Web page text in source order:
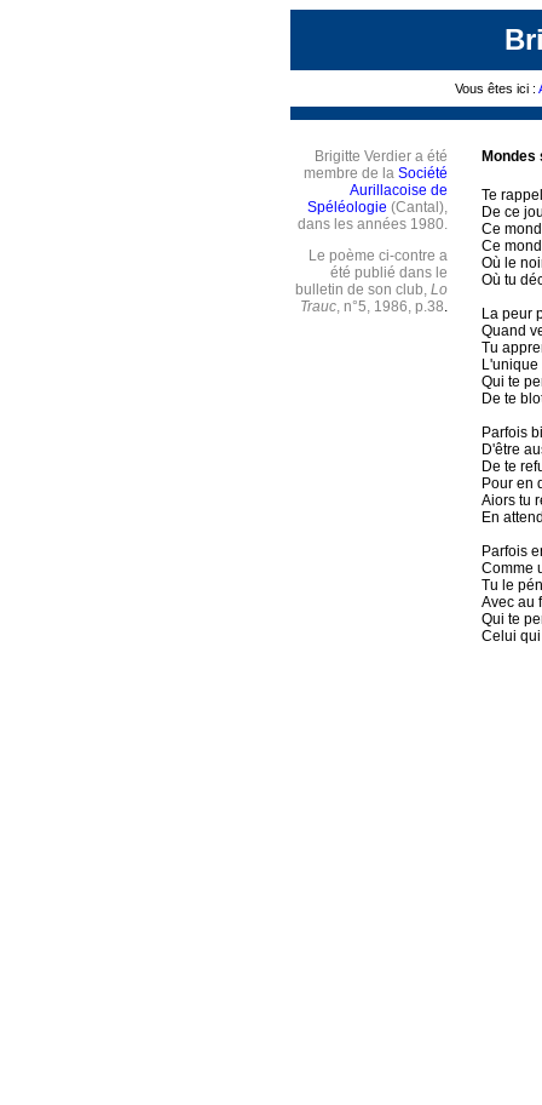
Vous êtes ici :
Brigitte Verdier a été
membre de la Société
Aurillacoise de
Spéléologie (Cantal),
dans les années 1980.
Le poème ci-contre a
été publié dans le
bulletin de son club, Lo
Trauc, n°5, 1986, p.38.
Te
De ce
Ce
Ce
Où le
Où tu
La peur
Quand
Tu
Qui te
De te
Parfois
D'être
De te
Pour en
Aiors tu
En
Parfois
Comme
Tu le
Avec au
Qui te
Celui